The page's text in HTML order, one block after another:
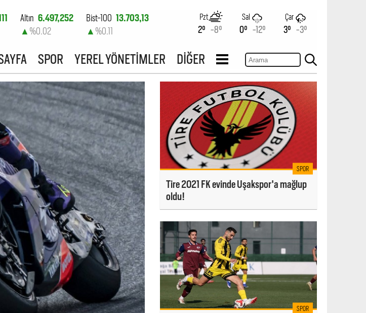
Altın 6.497,252
▲ %0.02
Bist-100 13.703,13
▲ %0.11
Pzt
2° -8°
Sal
0° -12°
Çar
3° -3°
SPOR YEREL YÖNETİMLER DİĞER
SPOR
Tire 2021 FK evinde Uşakspor'a mağlup
oldu!
SPOR